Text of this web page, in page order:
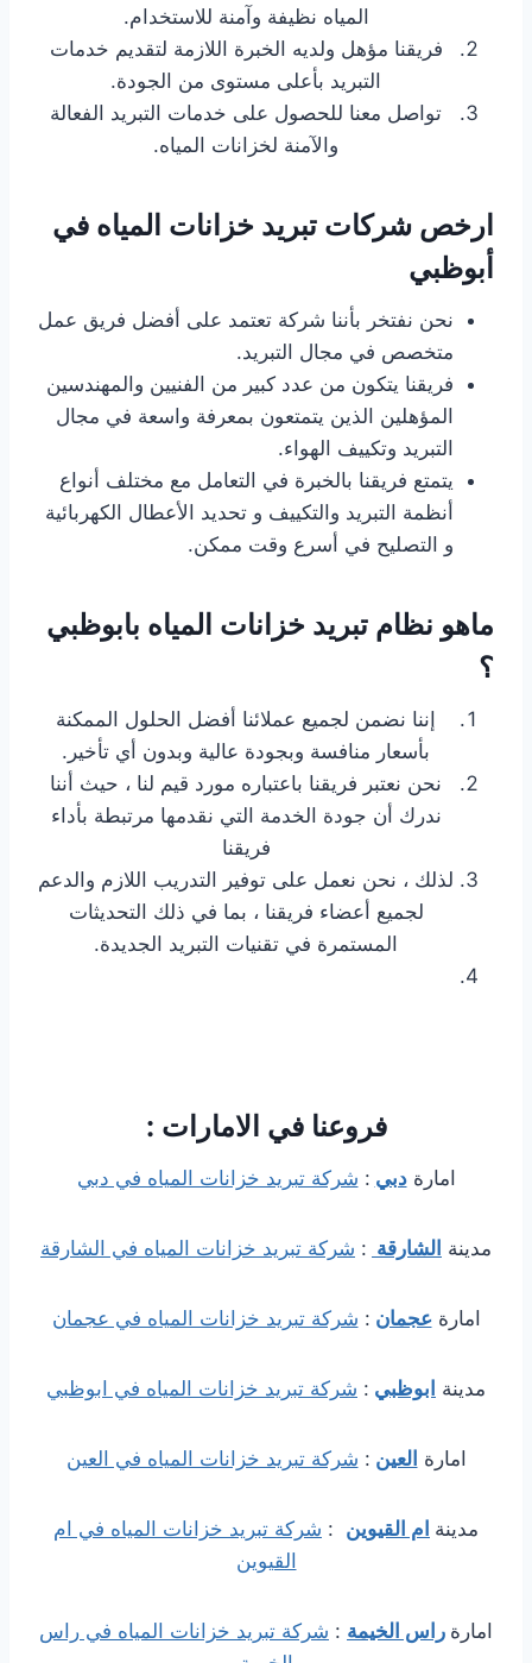
المياه نظيفة وآمنة للاستخدام.
فريقنا مؤهل ولديه الخبرة اللازمة لتقديم خدمات
التبريد بأعلى مستوى من الجودة.
تواصل معنا للحصول على خدمات التبريد الفعالة
والآمنة لخزانات المياه.
ارخص شركات تبريد خزانات المياه في
أبوظبي
نحن نفتخر بأننا شركة تعتمد على أفضل فريق عمل
متخصص في مجال التبريد.
فريقنا يتكون من عدد كبير من الفنيين والمهندسين
المؤهلين الذين يتمتعون بمعرفة واسعة في مجال
التبريد وتكييف الهواء.
يتمتع فريقنا بالخبرة في التعامل مع مختلف أنواع
أنظمة التبريد والتكييف و تحديد الأعطال الكهربائية
و التصليح في أسرع وقت ممكن.
ماهو نظام تبريد خزانات المياه بابوظبي
؟
إننا نضمن لجميع عملائنا أفضل الحلول الممكنة
بأسعار منافسة وبجودة عالية وبدون أي تأخير.
نحن نعتبر فريقنا باعتباره مورد قيم لنا ، حيث أننا
ندرك أن جودة الخدمة التي نقدمها مرتبطة بأداء
فريقنا
لذلك ، نحن نعمل على توفير التدريب اللازم والدعم
لجميع أعضاء فريقنا ، بما في ذلك التحديثات
المستمرة في تقنيات التبريد الجديدة.
فروعنا في الامارات :
امارةدبي : شركة تبريد خزانات المياه في دبي
مدينة الشارقة : شركة تبريد خزانات المياه في الشارقة
امارةعجمان : شركة تبريد خزانات المياه في عجمان
مدينة ابوظبي : شركة تبريد خزانات المياه في ابوظبي
امارة العين : شركة تبريد خزانات المياه في العين
مدينة ام القيوين : شركة تبريد خزانات المياه في ام
القيوين
امارة راس الخيمة : شركة تبريد خزانات المياه في راس